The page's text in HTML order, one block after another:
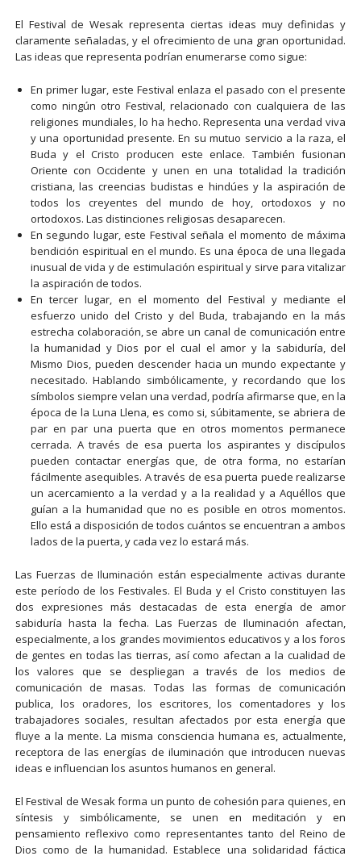
El Festival de Wesak representa ciertas ideas muy definidas y
claramente señaladas, y el ofrecimiento de una gran oportunidad.
Las ideas que representa podrían enumerarse como sigue:
En primer lugar, este Festival enlaza el pasado con el presente
como ningún otro Festival, relacionado con cualquiera de las
religiones mundiales, lo ha hecho. Representa una verdad viva
y una oportunidad presente. En su mutuo servicio a la raza, el
Buda y el Cristo producen este enlace. También fusionan
Oriente con Occidente y unen en una totalidad la tradición
cristiana, las creencias budistas e hindúes y la aspiración de
todos los creyentes del mundo de hoy, ortodoxos y no
ortodoxos. Las distinciones religiosas desaparecen.
En segundo lugar, este Festival señala el momento de máxima
bendición espiritual en el mundo. Es una época de una llegada
inusual de vida y de estimulación espiritual y sirve para vitalizar
la aspiración de todos.
En tercer lugar, en el momento del Festival y mediante el
esfuerzo unido del Cristo y del Buda, trabajando en la más
estrecha colaboración, se abre un canal de comunicación entre
la humanidad y Dios por el cual el amor y la sabiduría, del
Mismo Dios, pueden descender hacia un mundo expectante y
necesitado. Hablando simbólicamente, y recordando que los
símbolos siempre velan una verdad, podría afirmarse que, en la
época de la Luna Llena, es como si, súbitamente, se abriera de
par en par una puerta que en otros momentos permanece
cerrada. A través de esa puerta los aspirantes y discípulos
pueden contactar energías que, de otra forma, no estarían
fácilmente asequibles. A través de esa puerta puede realizarse
un acercamiento a la verdad y a la realidad y a Aquéllos que
guían a la humanidad que no es posible en otros momentos.
Ello está a disposición de todos cuántos se encuentran a ambos
lados de la puerta, y cada vez lo estará más.
Las Fuerzas de Iluminación están especialmente activas durante
este período de los Festivales. El Buda y el Cristo constituyen las
dos expresiones más destacadas de esta energía de amor
sabiduría hasta la fecha. Las Fuerzas de Iluminación afectan,
especialmente, a los grandes movimientos educativos y a los foros
de gentes en todas las tierras, así como afectan a la cualidad de
los valores que se despliegan a través de los medios de
comunicación de masas. Todas las formas de comunicación
publica, los oradores, los escritores, los comentadores y los
trabajadores sociales, resultan afectados por esta energía que
fluye a la mente. La misma consciencia humana es, actualmente,
receptora de las energías de iluminación que introducen nuevas
ideas e influencian los asuntos humanos en general.
El Festival de Wesak forma un punto de cohesión para quienes, en
síntesis y simbólicamente, se unen en meditación y en
pensamiento reflexivo como representantes tanto del Reino de
Dios como de la humanidad. Establece una solidaridad fáctica